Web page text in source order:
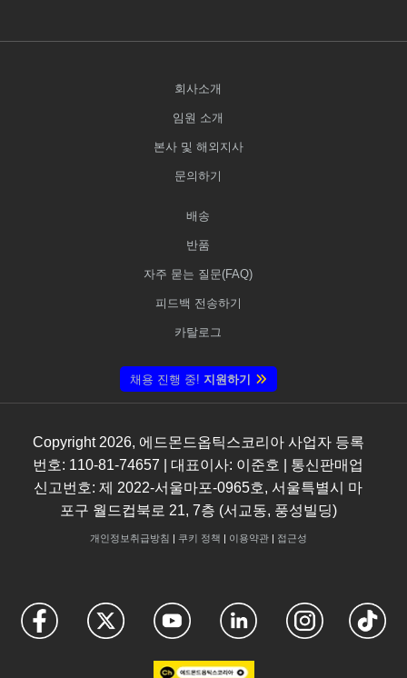
회사소개
임원 소개
본사 및 해외지사
문의하기
배송
반품
자주 묻는 질문(FAQ)
피드백 전송하기
카탈로그
채용 진행 중! 지원하기
Copyright 2026, 에드몬드옵틱스코리아 사업자 등록
번호: 110-81-74657 | 대표이사: 이준호 | 통신판매업
신고번호: 제 2022-서울마포-0965호, 서울특별시 마
포구 월드컵북로 21, 7층 (서교동, 풍성빌딩)
개인정보취급방침 | 쿠키 정책 | 이용약관| 접근성